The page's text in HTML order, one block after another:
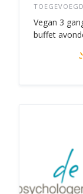
Vegan 3
buffet